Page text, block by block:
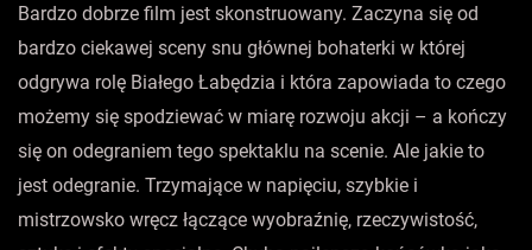
Bardzo dobrze film jest skonstruowany. Zaczyna się od
bardzo ciekawej sceny snu głównej bohaterki w której
odgrywa rolę Białego Łabędzia i która zapowiada to czego
możemy się spodziewać w miarę rozwoju akcji – a kończy
się on odegraniem tego spektaklu na scenie. Ale jakie to
jest odegranie. Trzymające w napięciu, szybkie i
mistrzowsko wręcz łączące wyobraźnię, rzeczywistość,